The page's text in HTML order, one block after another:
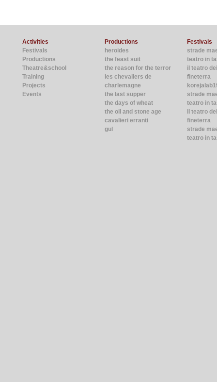
Activities
Festivals
Productions
Theatre&school
Training
Projects
Events
Productions
heroides
the feast suit
the reason for the terror
les chevaliers de
charlemagne
the last supper
the days of wheat
the oil and stone age
cavalieri erranti
gul
Festivals
strade
teatro in
il teatro
fineterra
strade
teatro in
il teatro
fineterra
strade
teatro in